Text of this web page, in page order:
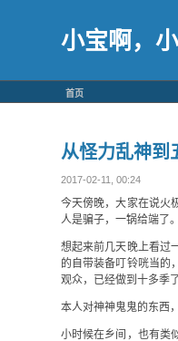
小宝啊，
首页
从怪力乱神到
2017-02-11, 00:24
今天傍晚，大家在说火
人是骗子，一锅给端了。
想起来前几天晚上看过
的自带装备叮铃咣当的
观众，已经做到十多季
本人对神神鬼鬼的东西
小时候在乡间，也有类